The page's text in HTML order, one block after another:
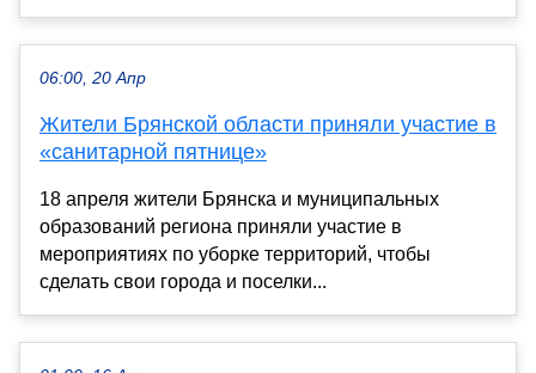
06:00, 20 Апр
Жители Брянской области приняли участие в
«санитарной пятнице»
18 апреля жители Брянска и муниципальных
образований региона приняли участие в
мероприятиях по уборке территорий, чтобы
сделать свои города и поселки...